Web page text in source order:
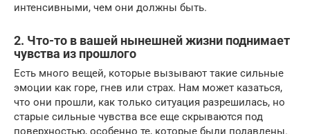
интенсивными, чем они должны быть.
2. Что-то в вашей нынешней жизни поднимает
чувства из прошлого
Есть много вещей, которые вызывают такие сильные
эмоции как горе, гнев или страх. Нам может казаться,
что они прошли, как только ситуация разрешилась, но
старые сильные чувства все еще скрываются под
поверхностью, особенно те, которые были подавлены.